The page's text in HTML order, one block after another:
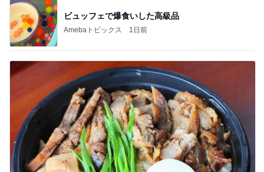
ビュッフェで爆食いした高級品
Amebaトピックス 1日前